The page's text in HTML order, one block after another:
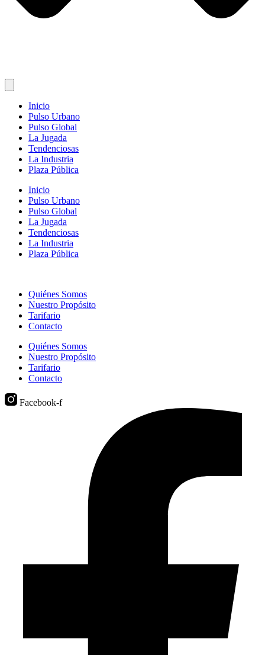
Inicio
Pulso Urbano
Pulso Global
La Jugada
Tendenciosas
La Industria
Plaza Pública
Inicio
Pulso Urbano
Pulso Global
La Jugada
Tendenciosas
La Industria
Plaza Pública
Quiénes Somos
Nuestro Propósito
Tarifario
Contacto
Quiénes Somos
Nuestro Propósito
Tarifario
Contacto
Facebook-f